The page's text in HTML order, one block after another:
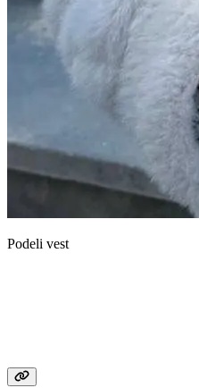
Podeli vest